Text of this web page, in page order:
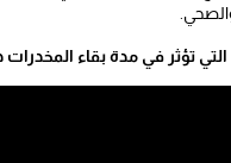
تؤثر في مدة بقاء